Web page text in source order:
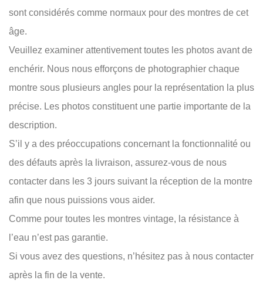
sont considérés comme normaux pour des montres de cet
âge.
Veuillez examiner attentivement toutes les photos avant de
enchérir. Nous nous efforçons de photographier chaque
montre sous plusieurs angles pour la représentation la plus
précise. Les photos constituent une partie importante de la
description.
S’il y a des préoccupations concernant la fonctionnalité ou
des défauts après la livraison, assurez-vous de nous
contacter dans les 3 jours suivant la réception de la montre
afin que nous puissions vous aider.
Comme pour toutes les montres vintage, la résistance à
l’eau n’est pas garantie.
Si vous avez des questions, n’hésitez pas à nous contacter
après la fin de la vente.